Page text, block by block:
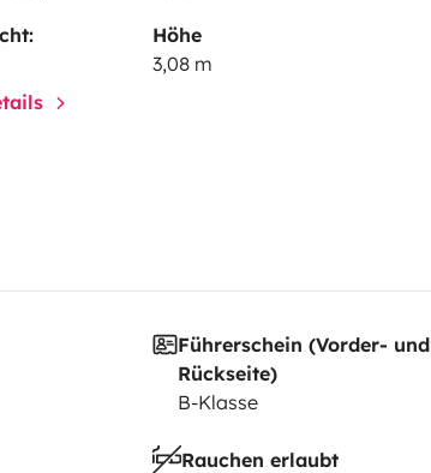
Höhe
3,08 m
Führerschein (Vorder- und
Rückseite)
B-Klasse
Rauchen erlaubt